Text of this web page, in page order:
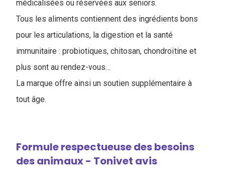
médicalisées ou réservées aux seniors.
Tous les aliments contiennent des ingrédients bons
pour les articulations, la digestion et la santé
immunitaire : probiotiques, chitosan, chondroïtine et
plus sont au rendez-vous…
La marque offre ainsi un soutien supplémentaire à
tout âge.
Formule respectueuse des besoins
des animaux - Tonivet avis